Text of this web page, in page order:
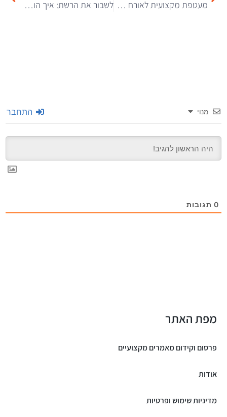
מעטפת מקצועית לאורח חיים אקטיבי: איך לבחור את הציוד שיגרום לכם להתמיד? לשבור את הרשת: איך הופכים את חגיגת השנה לאירוע קונספט שכולם ידברו עליו?
מנוי התחבר
0תגובות
מפת האתר
פרסום וקידום מאמרים מקצועיים
אודות
מדיניות שימוש ופרטיות